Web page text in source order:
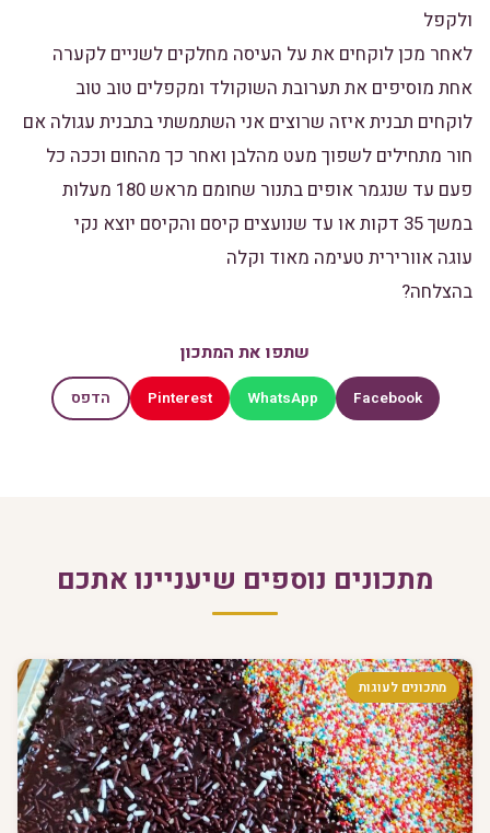
ולקפל
לאחר מכן לוקחים את על העיסה מחלקים לשניים לקערה
אחת מוסיפים את תערובת השוקולד ומקפלים טוב טוב
לוקחים תבנית איזה שרוצים אני השתמשתי בתבנית עגולה אם
חור מתחילים לשפוך מעט מהלבן ואחר כך מהחום וככה כל
פעם עד שנגמר אופים בתנור שחומם מראש 180 מעלות
במשך 35 דקות או עד שנועצים קיסם והקיסם יוצא נקי
עוגה אוורירית טעימה מאוד וקלה
בהצלחה?
שתפו את המתכון
Facebook
WhatsApp
Pinterest הדפס
מתכונים נוספים שיעניינו אתכם
מתכונים לעוגות